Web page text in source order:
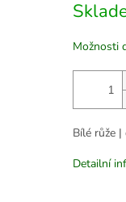
cena:
Možnosti
Bílé růže |
Detailní